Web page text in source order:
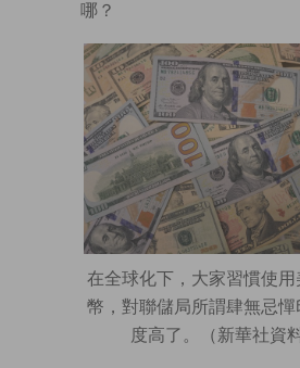
哪？
在全球化下，大家習慣使
幣，對聯儲局所謂肆無忌
度高了。（新華社資